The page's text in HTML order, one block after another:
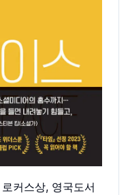
커스상, 영국도서